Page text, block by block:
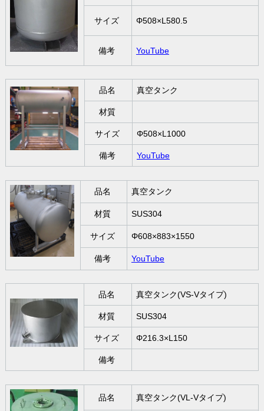
サイズ Φ508×L580.5
備考 YouTube
品名 真空タンク
材質
サイズ Φ508×L1000
備考 YouTube
品名 真空タンク
材質 SUS304
サイズ Φ608×883×1550
備考 YouTube
品名 真空タンク(VS-Vタイプ)
材質 SUS304
サイズ Φ216.3×L150
備考
品名 真空タンク(VL-Vタイプ)